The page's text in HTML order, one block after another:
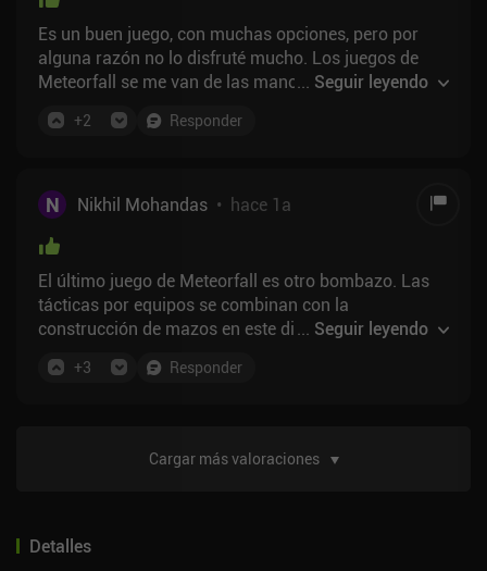
Es un buen juego, con muchas opciones, pero por
alguna razón no lo disfruté mucho. Los juegos de
Meteorfall se me van de las manos, Journeys me lo
abandoné Rumble tras un par de partidas... Al menos
... Seguir leyendo
+2 Responder
N Nikhil Mohandas • hace 1a
El último juego de Meteorfall es otro bombazo. Las
tácticas por equipos se combinan con la
construcción de mazos en este divertido juego de
... Seguir leyendo
+3 Responder
Cargar más valoraciones
Detalles